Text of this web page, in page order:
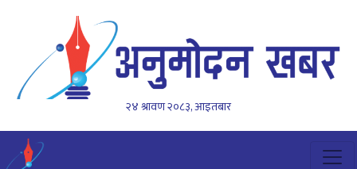
२४ श्रावण २०८३, आइतबार